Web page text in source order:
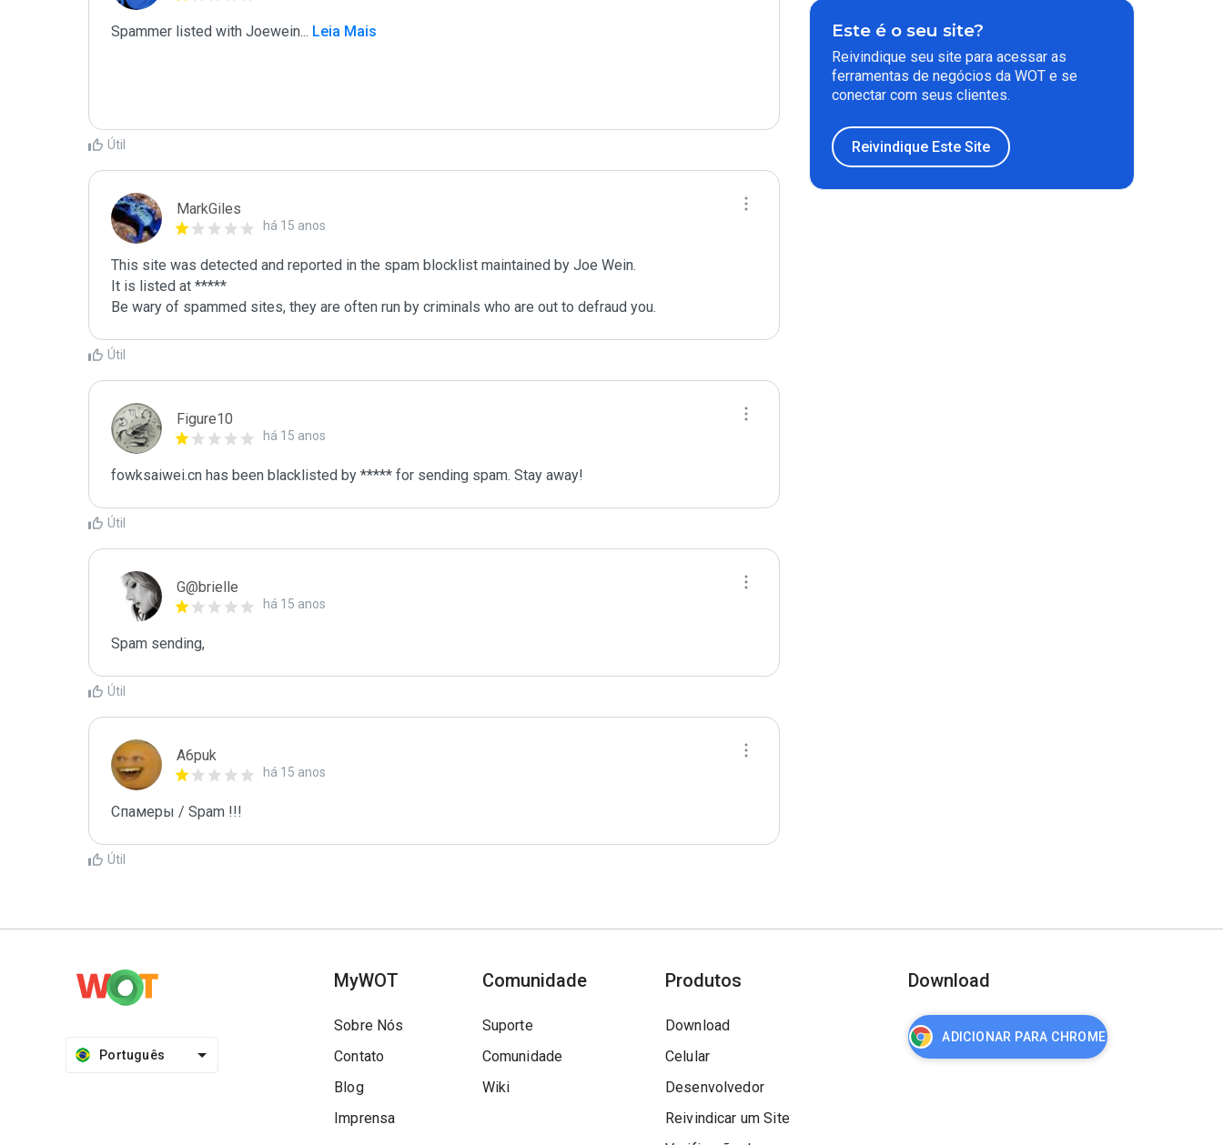
Spammer listed with Joewein ... Leia Mais
Útil
MarkGiles
há 15 anos
This site was detected and reported in the spam blocklist maintained by Joe Wein.
It is listed at *****
Be wary of spammed sites, they are often run by criminals who are out to defraud you.
Útil
Figure10
há 15 anos
fowksaiwei.cn has been blacklisted by ***** for sending spam. Stay away!
Útil
G@brielle
há 15 anos
Spam sending,
Útil
A6puk
há 15 anos
Спамеры / Spam !!!
Útil
Este é o seu site?
Reivindique seu site para acessar as
ferramentas de negócios da WOT e se
conectar com seus clientes.
Reivindique Este Site
Português
MyWOT
Sobre Nós
Contato
Blog
Imprensa
Comunidade
Suporte
Comunidade
Wiki
Produtos
Download
Celular
Desenvolvedor
Reivindicar um Site
Download
ADICIONAR PARA CHROME